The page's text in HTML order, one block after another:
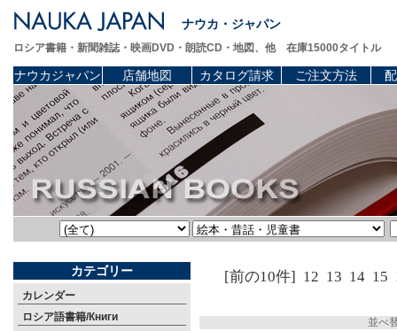
ナウカ・ジャパン
ロシア書籍・新聞雑誌・映画DVD・朗読CD・地図、他 在庫15000タイトル
ナウカジャパン 店舗地図 カタログ請求 ご注文方法
カテゴリー
カレンダー
ロシア語書籍/Книги
[前の10件] 12 13 14 15
並べ